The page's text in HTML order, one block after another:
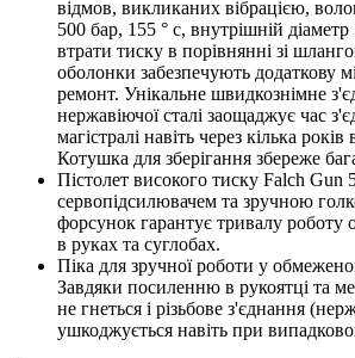
відмов, викликаних вібрацією,
500 бар, 155 ° c, внутрішній
втрати тиску в порівнянні зі
оболонки забезпечують додаткову
ремонт. Унікальне швидкознімне
нержавіючої сталі заощаджує час
магістралі навіть через кілька
Котушка для зберігання збереже
Пістолет високого тиску Falch Gun
сервопідсилювачем та зручною
форсунок гарантує тривалу роботу
в руках та суглобах.
Піка для зручної роботи у
Завдяки посиленню в рукоятці та
не гнеться і різьбове з'єднання
ушкоджується навіть при